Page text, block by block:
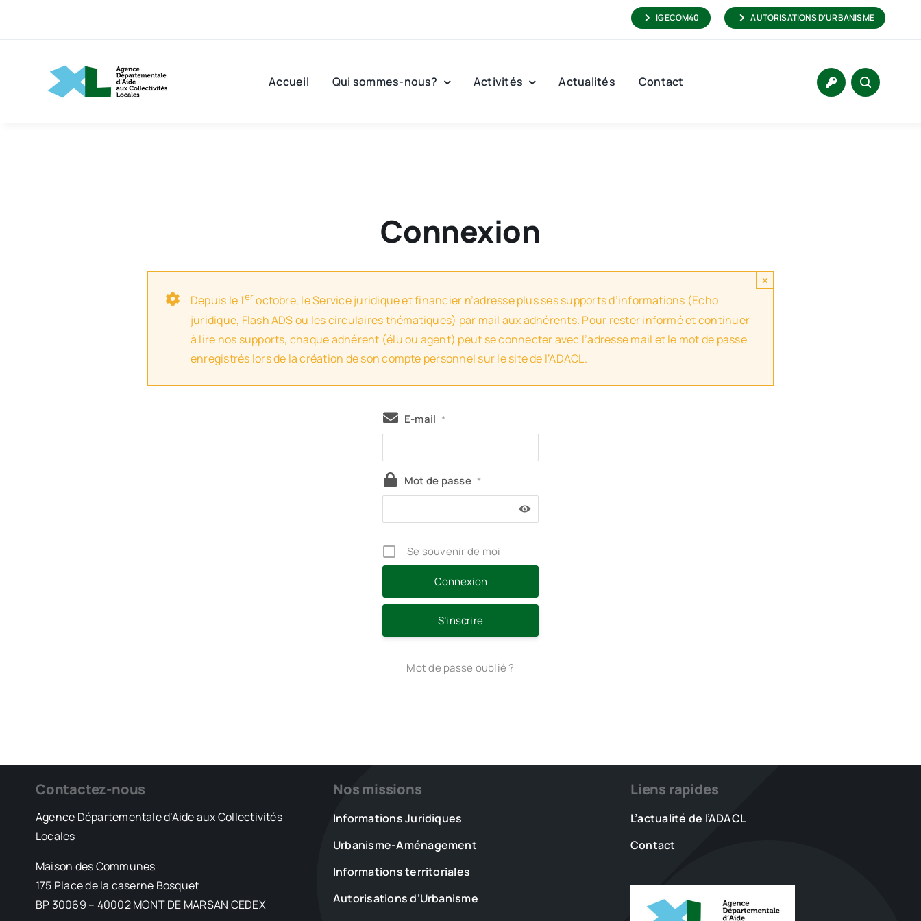
IGECOM40 AUTORISATIONS D’URBANISME
Accueil Qui sommes-nous? Activités Actualités Contact
Connexion
Depuis le 1eroctobre, le Service juridique et financier n’adresse plus ses supports d’informations (Echo
juridique, Flash ADS ou les circulaires thématiques) par mail aux adhérents. Pour rester informé et continuer
à lire nos supports, chaque adhérent (élu ou agent) peut se connecter avec l’adresse mail et le mot de passe
enregistrés lors de la création de son compte personnel sur le site de l’ADACL.
×
E-mail *
Mot de passe *
Se souvenir de moi
S’inscrire
Mot de passe oublié ?
Contactez-nous
Agence Départementale d’Aide aux Collectivités
Locales
Maison des Communes
175 Place de la caserne Bosquet
BP 30069 – 40002 MONT DE MARSAN CEDEX
Nos missions
Informations Juridiques
Urbanisme-Aménagement
Informations territoriales
Autorisations d’Urbanisme
Liens rapides
L’actualité de l’ADACL
Contact